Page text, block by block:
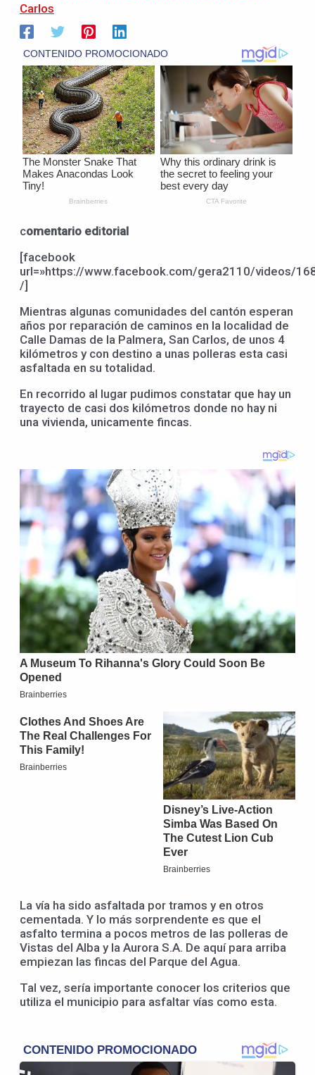
Carlos
comentario editorial
[facebook
url=»https://www.facebook.com/gera2110/videos/
/]
Mientras algunas comunidades del cantón esperan
años por reparación de caminos en la localidad de
Calle Damas de la Palmera, San Carlos, de unos 4
kilómetros y con destino a unas polleras esta casi
asfaltada en su totalidad.
En recorrido al lugar pudimos constatar que hay un
trayecto de casi dos kilómetros donde no hay ni
una vivienda, unicamente fincas.
La vía ha sido asfaltada por tramos y en otros
cementada. Y lo más sorprendente es que el
asfalto termina a pocos metros de las polleras de
Vistas del Alba y la Aurora S.A. De aquí para arriba
empiezan las fincas del Parque del Agua.
Tal vez, sería importante conocer los criterios que
utiliza el municipio para asfaltar vías como esta.